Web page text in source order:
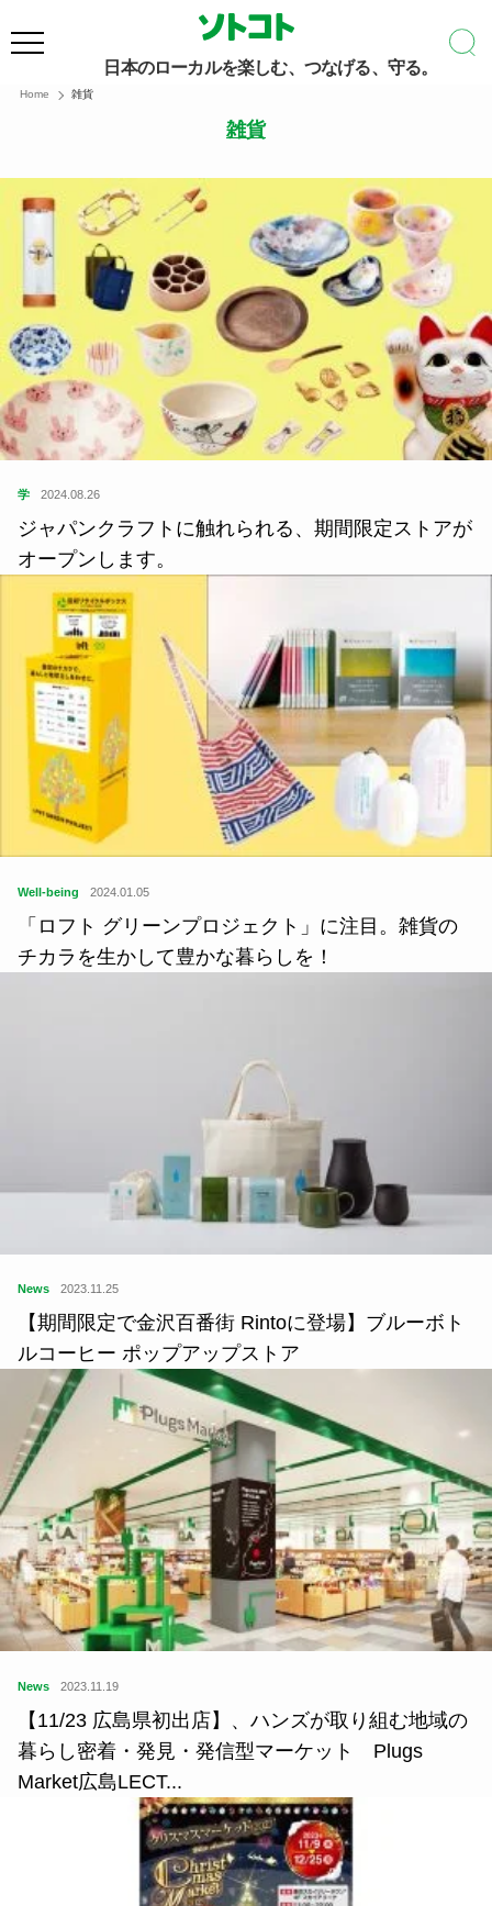
日本のローカルを楽しむ、つなげる、守る。
Home 雑貨
雑貨
学 2024.08.26
ジャパンクラフトに触れられる、期間限定ストアが
オープンします。
Well-being 2024.01.05
「ロフト グリーンプロジェクト」に注目。雑貨の
チカラを生かして豊かな暮らしを！
News 2023.11.25
【期間限定で金沢百番街 Rintoに登場】ブルーボト
ルコーヒー ポップアップストア
News 2023.11.19
【11/23 広島県初出店】、ハンズが取り組む地域の
暮らし密着・発見・発信型マーケット Plugs
Market広島LECT...